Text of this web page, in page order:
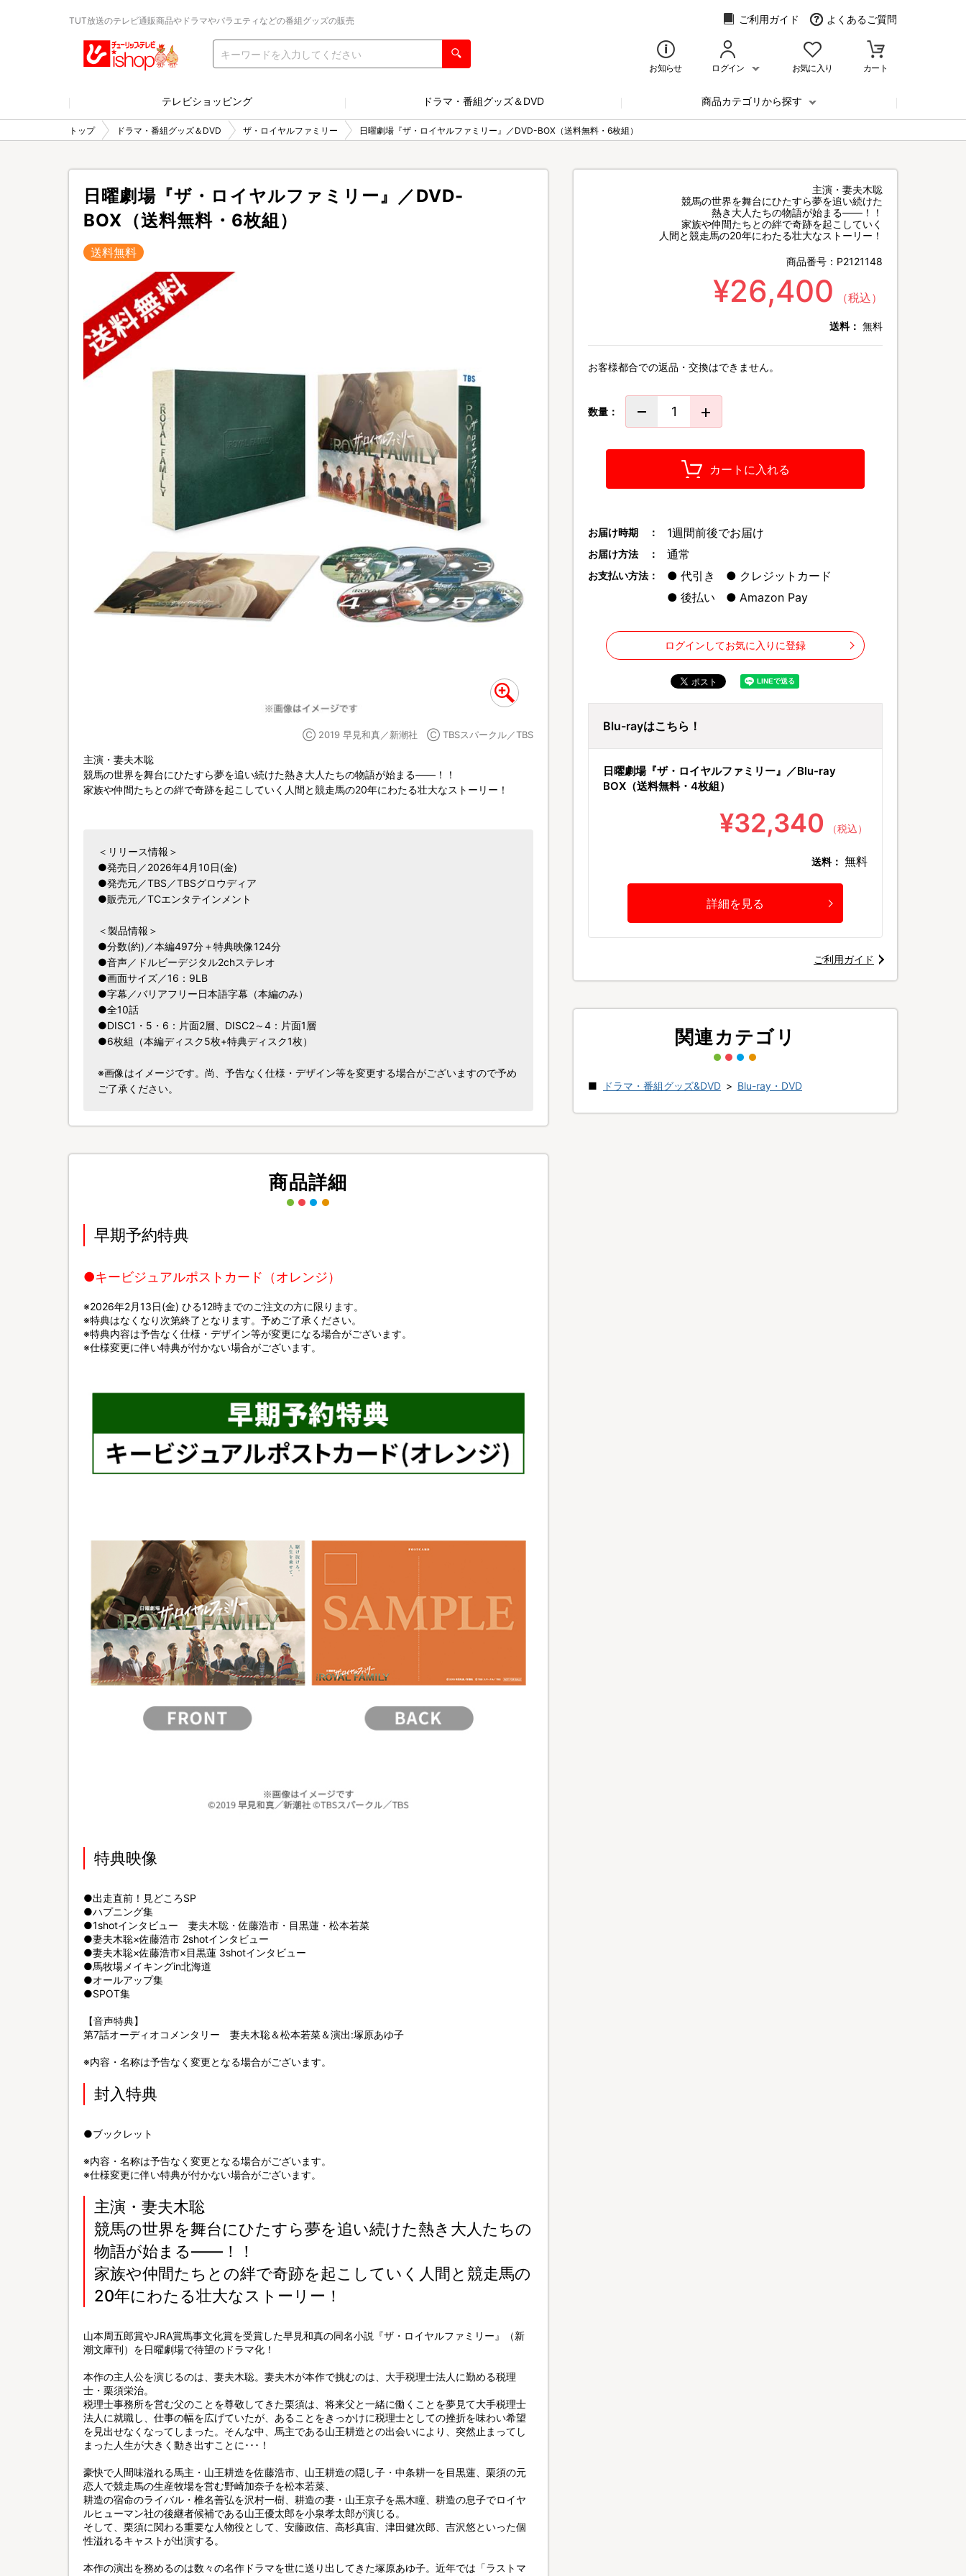
TUT放送のテレビ通販商品やドラマやバラエティなどの番組グッズの販売 ご利用ガイド よくあるご質問
お知らせ ログイン お気に入り カート
テレビショッピング ドラマ・番組グッズ＆DVD 商品カテゴリから探す
トップ ドラマ・番組グッズ＆DVD ザ・ロイヤルファミリー 日曜劇場『ザ・ロイヤルファミリー』／DVD-BOX（送料無料・6枚組）
日曜劇場『ザ・ロイヤルファミリー』／DVD-
BOX（送料無料・6枚組）
送料無料
Ⓒ 2019 早見和真／新潮社 Ⓒ TBSスパークル／TBS
主演・妻夫木聡
競馬の世界を舞台にひたすら夢を追い続けた熱き大人たちの物語が始まる――！！
家族や仲間たちとの絆で奇跡を起こしていく人間と競走馬の20年にわたる壮大なストーリー！
＜リリース情報＞
●発売日／2026年4月10日(金)
●発売元／TBS／TBSグロウディア
●販売元／TCエンタテインメント
＜製品情報＞
●分数(約)／本編497分＋特典映像124分
●音声／ドルビーデジタル2chステレオ
●画面サイズ／16：9LB
●字幕／バリアフリー日本語字幕（本編のみ）
●全10話
●DISC1・5・6：片面2層、DISC2～4：片面1層
●6枚組（本編ディスク5枚+特典ディスク1枚）
※画像はイメージです。尚、予告なく仕様・デザイン等を変更する場合がございますので予め
ご了承ください。
商品詳細
早期予約特典
●キービジュアルポストカード（オレンジ）
※2026年2月13日(金) ひる12時までのご注文の方に限ります。
※特典はなくなり次第終了となります。予めご了承ください。
※特典内容は予告なく仕様・デザイン等が変更になる場合がございます。
※仕様変更に伴い特典が付かない場合がございます。
特典映像
●出走直前！見どころSP
●ハプニング集
●1shotインタビュー 妻夫木聡・佐藤浩市・目黒蓮・松本若菜
●妻夫木聡×佐藤浩市 2shotインタビュー
●妻夫木聡×佐藤浩市×目黒蓮 3shotインタビュー
●馬牧場メイキングin北海道
●オールアップ集
●SPOT集
【音声特典】
第7話オーディオコメンタリー 妻夫木聡＆松本若菜＆演出:塚原あゆ子
※内容・名称は予告なく変更となる場合がございます。
封入特典
●ブックレット
※内容・名称は予告なく変更となる場合がございます。
※仕様変更に伴い特典が付かない場合がございます。
主演・妻夫木聡
競馬の世界を舞台にひたすら夢を追い続けた熱き大人たちの
物語が始まる――！！
家族や仲間たちとの絆で奇跡を起こしていく人間と競走馬の
20年にわたる壮大なストーリー！
山本周五郎賞やJRA賞馬事文化賞を受賞した早見和真の同名小説『ザ・ロイヤルファミリー』（新
潮文庫刊）を日曜劇場で待望のドラマ化！
本作の主人公を演じるのは、妻夫木聡。妻夫木が本作で挑むのは、大手税理士法人に勤める税理
士・栗須栄治。
税理士事務所を営む父のことを尊敬してきた栗須は、将来父と一緒に働くことを夢見て大手税理士
法人に就職し、仕事の幅を広げていたが、あることをきっかけに税理士としての挫折を味わい希望
を見出せなくなってしまった。そんな中、馬主である山王耕造との出会いにより、突然止まってし
まった人生が大きく動き出すことに･･･！
豪快で人間味溢れる馬主・山王耕造を佐藤浩市、山王耕造の隠し子・中条耕一を目黒蓮、栗須の元
恋人で競走馬の生産牧場を営む野崎加奈子を松本若菜、
耕造の宿命のライバル・椎名善弘を沢村一樹、耕造の妻・山王京子を黒木瞳、耕造の息子でロイヤ
ルヒューマン社の後継者候補である山王優太郎を小泉孝太郎が演じる。
そして、栗須に関わる重要な人物役として、安藤政信、高杉真宙、津田健次郎、吉沢悠といった個
性溢れるキャストが出演する。
本作の演出を務めるのは数々の名作ドラマを世に送り出してきた塚原あゆ子。近年では「ラストマ
主演・妻夫木聡
競馬の世界を舞台にひたすら夢を追い続けた
熱き大人たちの物語が始まる――！！
家族や仲間たちとの絆で奇跡を起こしていく
人間と競走馬の20年にわたる壮大なストーリー！
商品番号： P2121148
¥26,400 （税込）
送料： 無料
お客様都合での返品・交換はできません。
数量：
カートに入れる
お届け時期 ： 1週間前後でお届け
お届け方法 ： 通常
お支払い方法： 代引き
クレジットカード
後払い
Amazon Pay
ログインしてお気に入りに登録
Blu-rayはこちら！
日曜劇場『ザ・ロイヤルファミリー』／Blu-ray
BOX（送料無料・4枚組）
¥32,340 （税込）
送料： 無料
詳細を見る
ご利用ガイド
関連カテゴリ
ドラマ・番組グッズ&DVD > Blu-ray・DVD